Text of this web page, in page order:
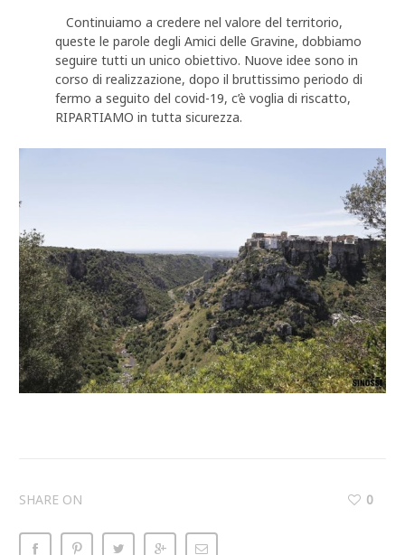
Continuiamo a credere nel valore del territorio,
queste le parole degli Amici delle Gravine, dobbiamo
seguire tutti un unico obiettivo. Nuove idee sono in
corso di realizzazione, dopo il bruttissimo periodo di
fermo a seguito del covid-19, c’è voglia di riscatto,
RIPARTIAMO in tutta sicurezza.
SHARE ON 0